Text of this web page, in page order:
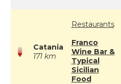
Catania
171 km
Restaurants
Franco
Wine Bar &
Typical
Sicilian
Food